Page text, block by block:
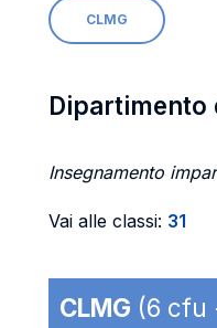
CLMG
Dipartimento
Insegnamento
Vai alle classi: 31
CLMG (6 cfu